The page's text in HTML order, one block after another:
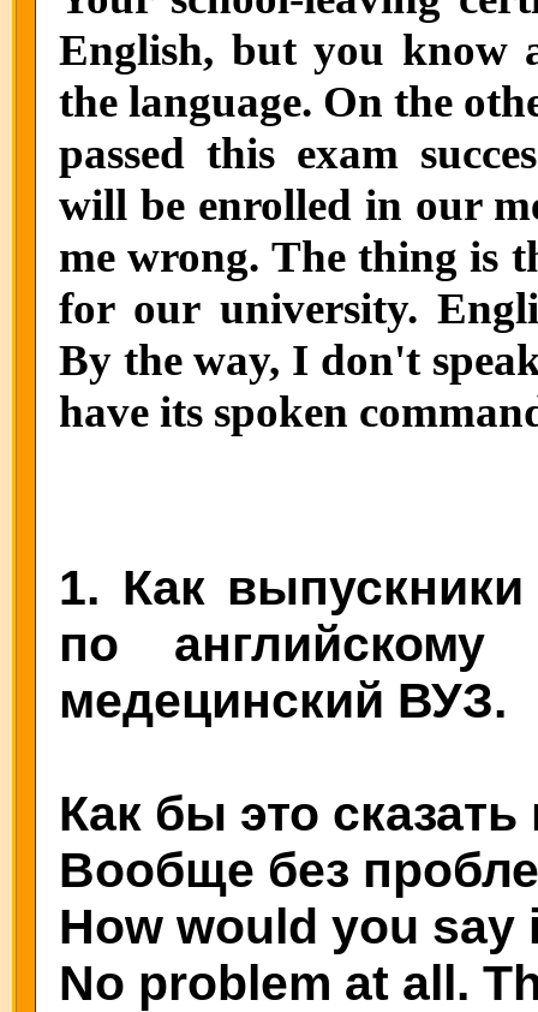
English, but you know
the language. On the
passed this exam
will be enrolled in our
me wrong. The thing is
for our university.
By the way, I don't
have its spoken
1. Как
по
медецинский ВУЗ.
Как бы это
Вообще без
How would you say
No problem at all.